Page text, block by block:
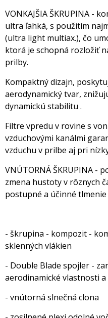
VONKAJŠIA ŠKRUPINA -
ultra ľahká, s použitím
(ultra light multiax.), čo
ktorá je schopná rozložiť
prilby.
Kompaktný dizajn,
aerodynamický tvar,
dynamickú stabilitu .
Filtre vpredu v rovine s
vzduchovými kanálmi
vzduchu v prilbe aj pri
VNÚTORNÁ ŠKRUPINA -
zmena hustoty v rôznych
postupné a účinné tlmenie
- škrupina - kompozit -
sklenných vlákien
- Double Blade spojler -
aerodinamické vlastnosti
- vnútorná slnečná clona